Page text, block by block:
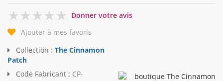
0
Donner votre avis
Ajouter à mes favoris
Collection : The Cinnamon
Patch
Code Fabricant : CP-